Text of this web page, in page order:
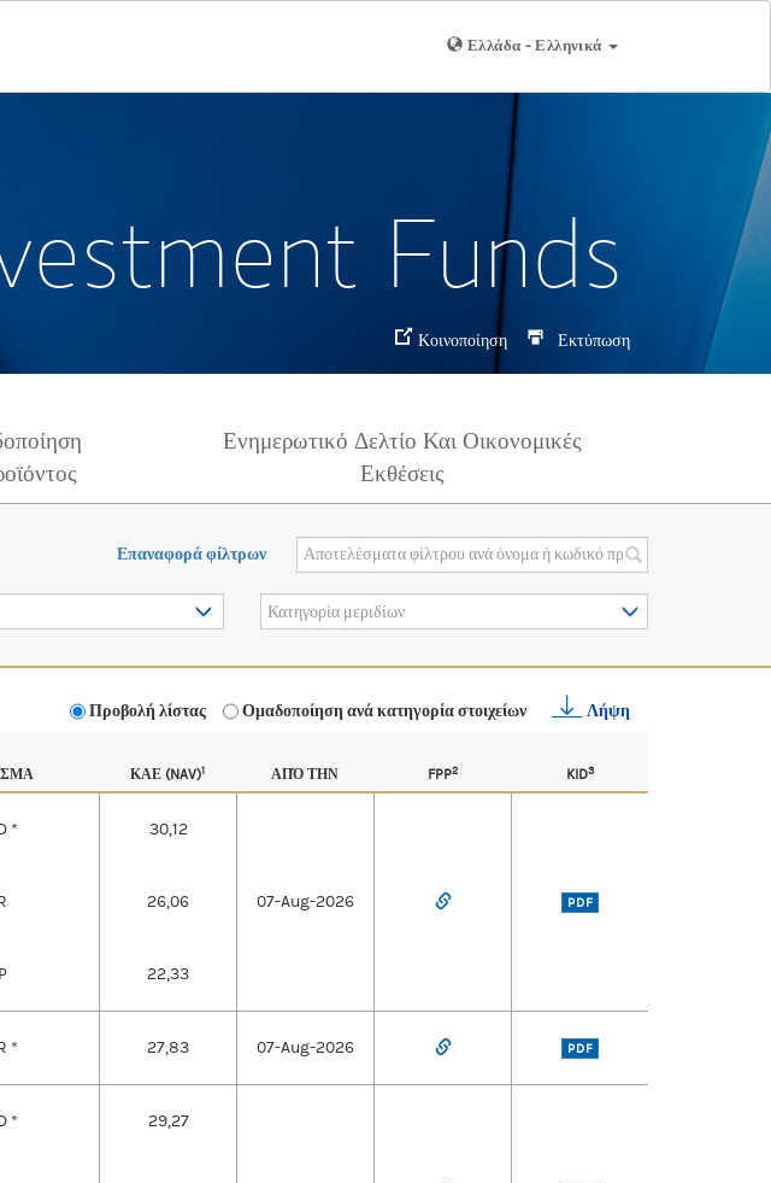
Ελλάδα - Ελληνικά
Funds
Κοινοποίηση Εκτύπωση
Ενημερωτικό Δελτίο Και Οικονομικές
Εκθέσεις
Επαναφορά φίλτρων
Κατηγορία μεριδίων
Προβολή λίστας Ομαδοποίηση ανά κατηγορία στοιχείων Λήψη
ΚΑΕ (NAV)1 ΑΠΌ ΤΗΝ FPP2 KID3
* 30,12
26,06
22,33
07-Aug-2026 PDF
* 27,83 07-Aug-2026 PDF
* 29,27